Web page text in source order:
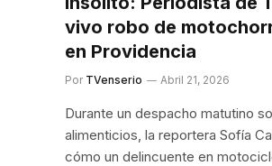
vivo robo de
en Providencia
Por TVenserio Abril 21, 2026
Durante un despacho matutino
alimenticios, la reportera Sofía
cómo un delincuente en